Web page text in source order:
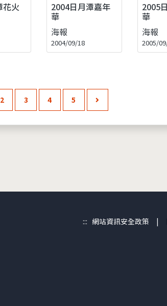
花火 2004日月潭嘉年
華
海報
2004/09/18
2005
華
海報
2005/
2 3 4 5
::: 網站資訊安全政策 |